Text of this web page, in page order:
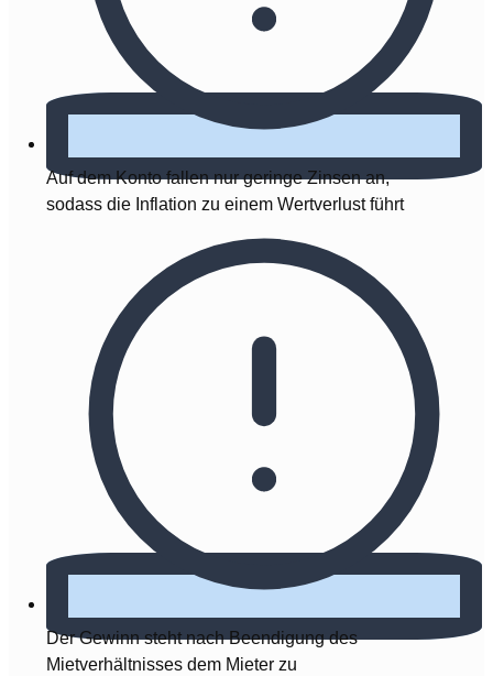
Auf dem Konto fallen nur geringe Zinsen an,
sodass die Inflation zu einem Wertverlust führt
Der Gewinn steht nach Beendigung des
Mietverhältnisses dem Mieter zu